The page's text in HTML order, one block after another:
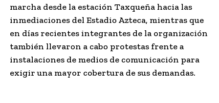
marcha desde la estación Taxqueña hacia las
inmediaciones del Estadio Azteca, mientras que
en días recientes integrantes de la organización
también llevaron a cabo protestas frente a
instalaciones de medios de comunicación para
exigir una mayor cobertura de sus demandas.